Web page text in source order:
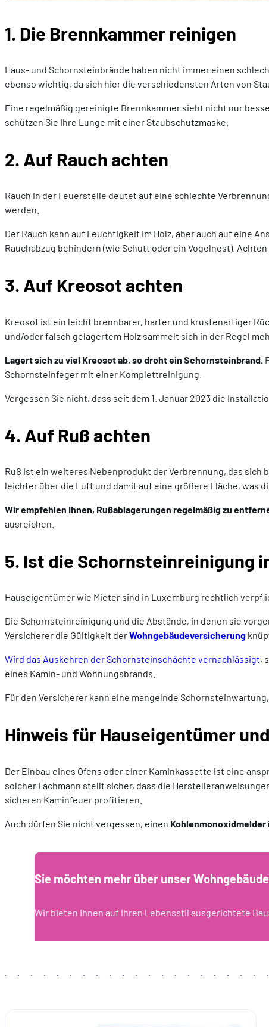
1. Die Brennkammer reinigen
Haus- und Schornsteinbrände haben nicht immer einen
ebenso wichtig, da sich hier die verschiedensten Arten von
Eine regelmäßig gereinigte Brennkammer sieht nicht nur
schützen Sie Ihre Lunge mit einer Staubschutzmaske.
2. Auf Rauch achten
Rauch in der Feuerstelle deutet auf eine schlechte
werden.
Der Rauch kann auf Feuchtigkeit im Holz, aber auch auf eine
Rauchabzug behindern (wie Schutt oder ein Vogelnest).
3. Auf Kreosot achten
Kreosot ist ein leicht brennbarer, harter und krustenartiger
und/oder falsch gelagertem Holz sammelt sich in der Regel
Lagert sich zu viel Kreosot ab, so droht ein Schornsteinbrand.
Schornsteinfeger mit einer Komplettreinigung.
Vergessen Sie nicht, dass seit dem 1. Januar 2023 die
4. Auf Ruß achten
Ruß ist ein weiteres Nebenprodukt der Verbrennung, das sich
leichter über die Luft und damit auf eine größere Fläche, was
Wir empfehlen Ihnen, Rußablagerungen regelmäßig zu
ausreichen.
5. Ist die Schornsteinreinigung
Hauseigentümer wie Mieter sind in Luxemburg rechtlich
Die Schornsteinreinigung und die Abstände, in denen sie
Versicherer die Gültigkeit derWohngebäudeversicherung
Wird das Auskehren der Schornsteinschächte vernachlässigt,
eines Kamin- und Wohnungsbrands.
Für den Versicherer kann eine mangelnde
Hinweis für Hauseigentümer
Der Einbau eines Ofens oder einer Kaminkassette ist eine
solcher Fachmann stellt sicher, dass die
sicheren Kaminfeuer profitieren.
Auch dürfen Sie nicht vergessen, einen Kohlenmonoxidmelder
Sie möchten mehr über unser
Wir bieten Ihnen auf Ihren Lebensstil ausgerichtete